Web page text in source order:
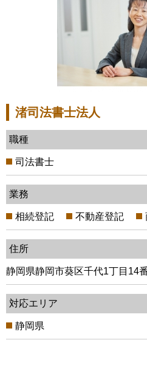
渚司法書士法人
職種
司法書士
業務
相続登記 不動産登記
住所
静岡県静岡市葵区千代1丁目14
対応エリア
静岡県